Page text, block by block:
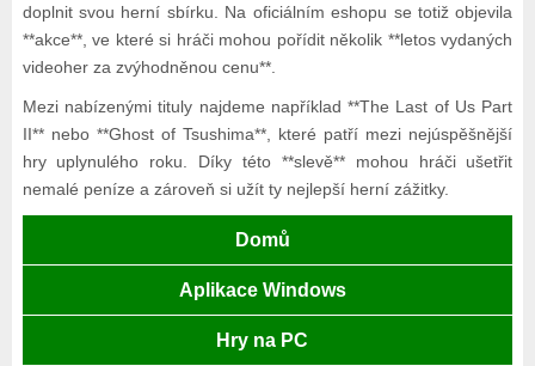
doplnit svou herní sbírku. Na oficiálním eshopu se totiž objevila
**akce**, ve které si hráči mohou pořídit několik **letos vydaných
videoher za zvýhodněnou cenu**.
Mezi nabízenými tituly najdeme například **The Last of Us Part
II** nebo **Ghost of Tsushima**, které patří mezi nejúspěšnější
hry uplynulého roku. Díky této **slevě** mohou hráči ušetřit
nemalé peníze a zároveň si užít ty nejlepší herní zážitky.
Domů
Aplikace Windows
Hry na PC